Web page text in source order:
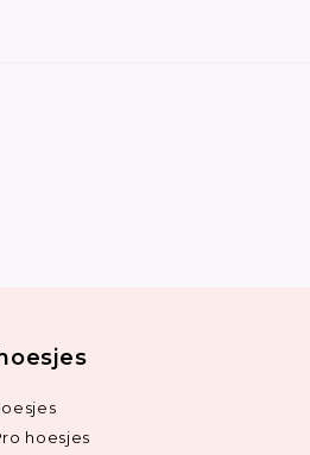
hoesjes